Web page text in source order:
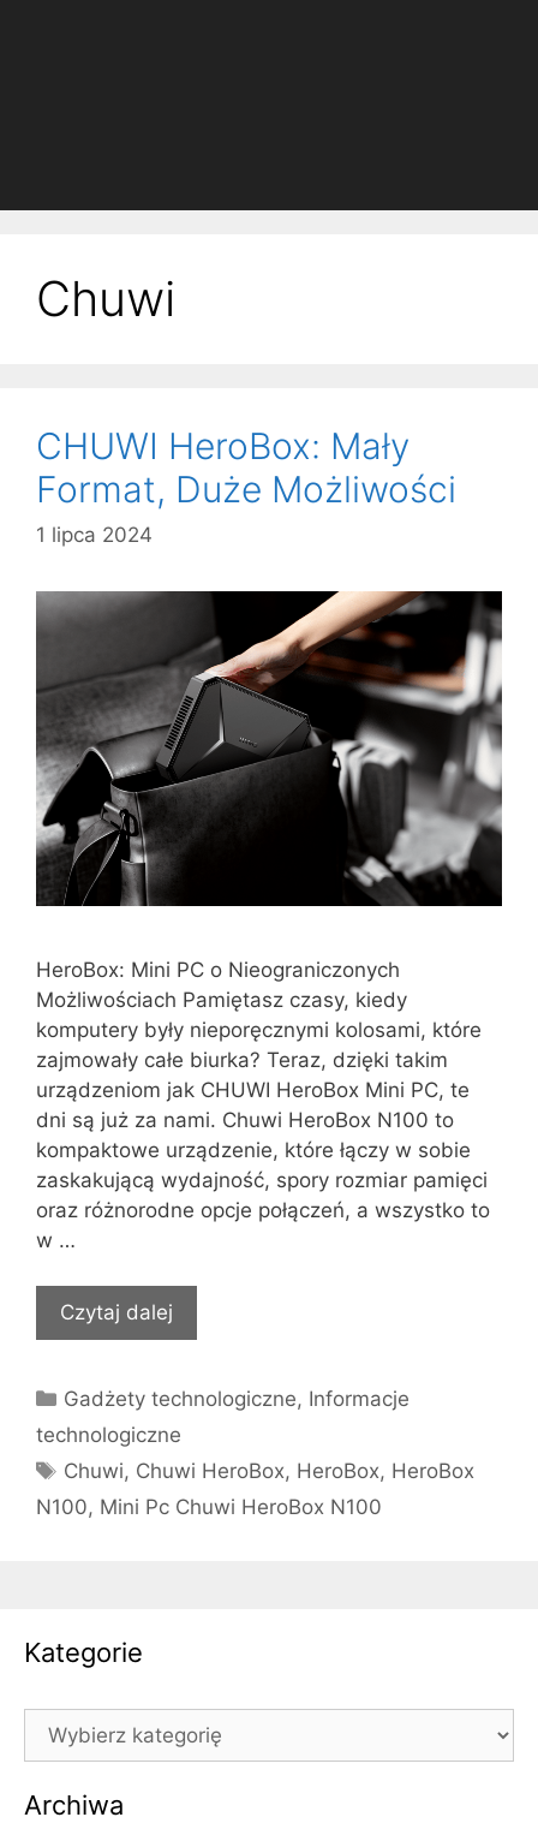
Chuwi
CHUWI HeroBox: Mały
Format, Duże Możliwości
1 lipca 2024
HeroBox: Mini PC o Nieograniczonych
Możliwościach Pamiętasz czasy, kiedy
komputery były nieporęcznymi kolosami, które
zajmowały całe biurka? Teraz, dzięki takim
urządzeniom jak CHUWI HeroBox Mini PC, te
dni są już za nami. Chuwi HeroBox N100 to
kompaktowe urządzenie, które łączy w sobie
zaskakującą wydajność, spory rozmiar pamięci
oraz różnorodne opcje połączeń, a wszystko to
w …
Czytaj dalej
Kategorie
Gadżety technologiczne, Informacje
technologiczne
Tagi
Chuwi, Chuwi HeroBox, HeroBox, HeroBox
N100, Mini Pc Chuwi HeroBox N100
Kategorie
Kategorie
Archiwa